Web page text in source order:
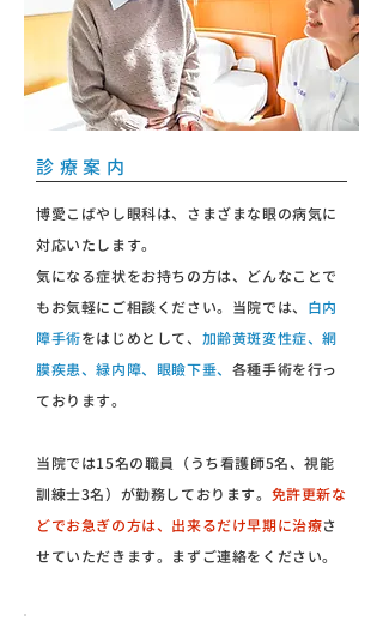
診療案内
博愛こばやし眼科は、さまざまな眼の病気に
対応いたします。
気になる症状をお持ちの方は、どんなことで
もお気軽にご相談ください。当院では、 白内
障手術をはじめとして、 加齢黄斑変性症、網
膜疾患、緑内障、眼瞼下垂、 各種手術を行っ
ております。
当院では15名の職員（うち看護師5名、視能
訓練士3名）が勤務しております。 免許更新な
どでお急ぎの方は、​出来るだけ早期に治療さ
せていただきます。まずご連絡をください。